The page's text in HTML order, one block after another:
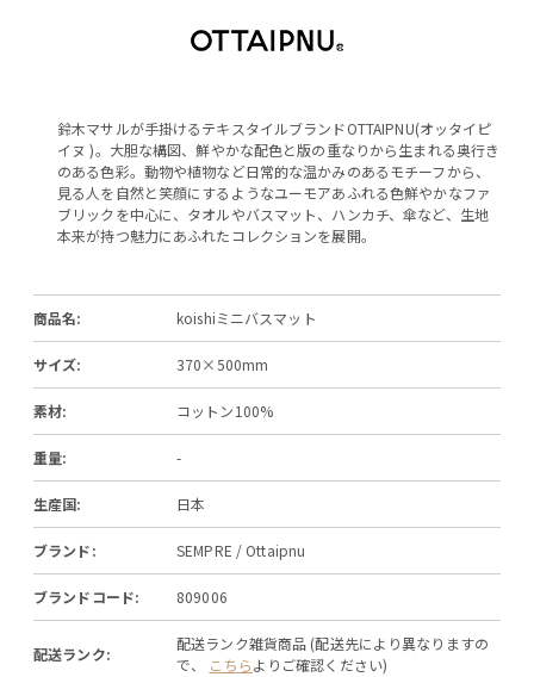
鈴木マサルが手掛けるテキスタイルブランドOTTAIPNU(オッタイピ
イヌ )。大胆な構図、鮮やかな配色と版の重なりから生まれる奥行き
のある色彩。動物や植物など日常的な温かみのあるモチーフから、
見る人を自然と笑顔にするようなユーモアあふれる色鮮やかなファ
ブリックを中心に、タオルやバスマット、ハンカチ、傘など、生地
本来が持つ魅力にあふれたコレクションを展開。
商品名: koishiミニバスマット
サイズ: 370×500mm
素材: コットン100%
重量: -
生産国: 日本
ブランド: SEMPRE / Ottaipnu
ブランドコード: 809006
配送ランク:
配送ランク雑貨商品 (配送先により異なりますの
で、 こちらよりご確認ください)